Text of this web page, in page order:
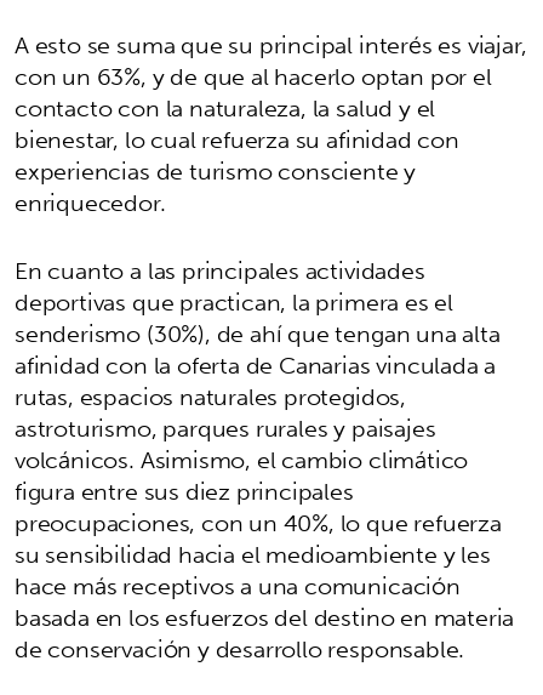
A esto se suma que su principal interés es viajar,
con un 63%, y de que al hacerlo optan por el
contacto con la naturaleza, la salud y el
bienestar, lo cual refuerza su afinidad con
experiencias de turismo consciente y
enriquecedor.
En cuanto a las principales actividades
deportivas que practican, la primera es el
senderismo (30%), de ahí que tengan una alta
afinidad con la oferta de Canarias vinculada a
rutas, espacios naturales protegidos,
astroturismo, parques rurales y paisajes
volcánicos. Asimismo, el cambio climático
figura entre sus diez principales
preocupaciones, con un 40%, lo que refuerza
su sensibilidad hacia el medioambiente y les
hace más receptivos a una comunicación
basada en los esfuerzos del destino en materia
de conservación y desarrollo responsable.